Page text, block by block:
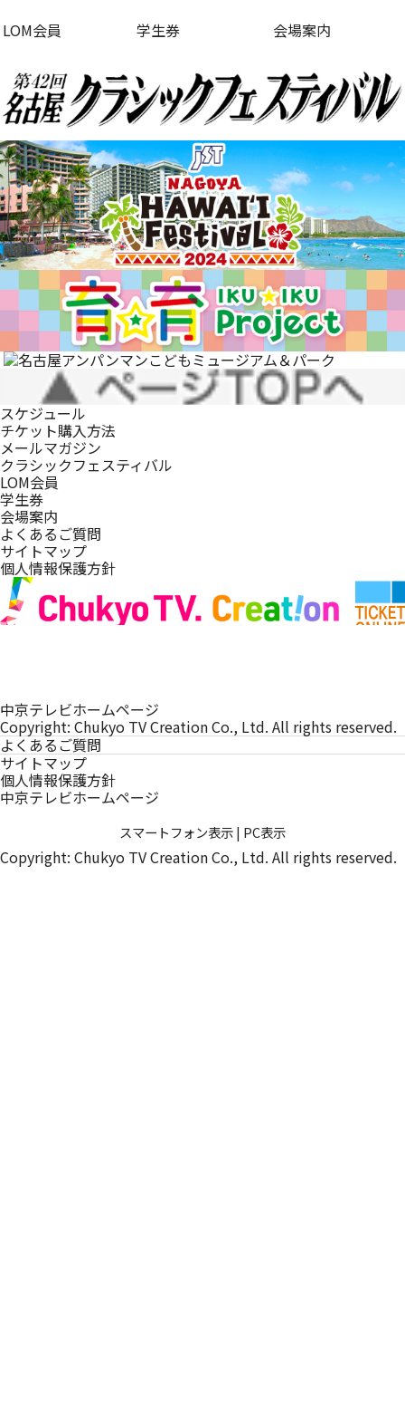
LOM会員
学生券 会場案内
スケジュール
チケット購入方法
メールマガジン
クラシックフェスティバル
LOM会員
学生券
会場案内
よくあるご質問
サイトマップ
個人情報保護方針
中京テレビホームページ
Copyright: Chukyo TV Creation Co., Ltd. All rights reserved.
よくあるご質問
サイトマップ
個人情報保護方針
中京テレビホームページ
スマートフォン表示| PC表示
Copyright: Chukyo TV Creation Co., Ltd. All rights reserved.